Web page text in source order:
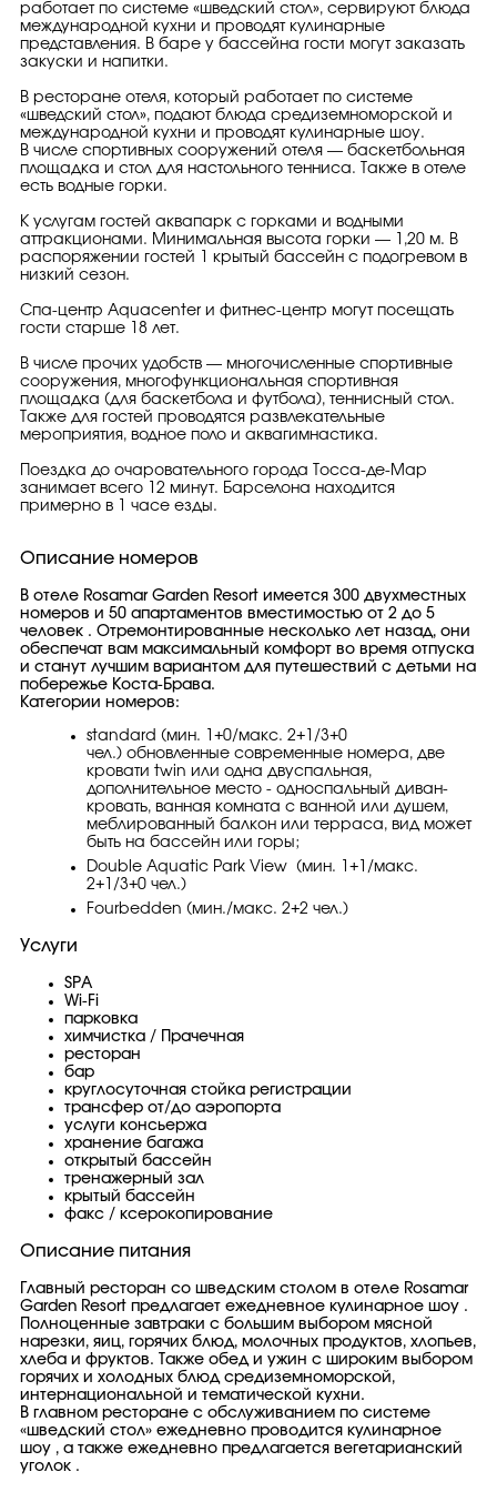
работает по системе «шведский стол», сервируют блюда
международной кухни и проводят кулинарные
представления. В баре у бассейна гости могут заказать
закуски и напитки.
В ресторане отеля, который работает по системе
«шведский стол», подают блюда средиземноморской и
международной кухни и проводят кулинарные шоу.
В числе спортивных сооружений отеля — баскетбольная
площадка и стол для настольного тенниса. Также в отеле
есть водные горки.
К услугам гостей аквапарк с горками и водными
аттракционами. Минимальная высота горки — 1,20 м. В
распоряжении гостей 1 крытый бассейн с подогревом в
низкий сезон.
Спа-центр Aquacenter и фитнес-центр могут посещать
гости старше 18 лет.
В числе прочих удобств — многочисленные спортивные
сооружения, многофункциональная спортивная
площадка (для баскетбола и футбола), теннисный стол.
Также для гостей проводятся развлекательные
мероприятия, водное поло и аквагимнастика.
Поездка до очаровательного города Тосса-де-Мар
занимает всего 12 минут. Барселона находится
примерно в 1 часе езды.
Описание номеров
В отеле Rosamar Garden Resort имеется 300 двухместных
номеров и 50 апартаментов вместимостью от 2 до 5
человек . Отремонтированные несколько лет назад, они
обеспечат вам максимальный комфорт во время отпуска
и станут лучшим вариантом для путешествий с детьми на
побережье Коста-Брава.
Категории номеров:
standard (мин. 1+0/макс. 2+1/3+0
чел.) обновленные современные номера, две
кровати twin или одна двуспальная,
дополнительное место - односпальный диван-
кровать, ванная комната с ванной или душем,
меблированный балкон или терраса, вид может
быть на бассейн или горы;
Double Aquatic Park View (мин. 1+1/макс.
2+1/3+0 чел.)
Fourbedden (мин./макс. 2+2 чел.)
Услуги
SPA
Wi-Fi
парковка
химчистка / Прачечная
ресторан
бар
круглосуточная стойка регистрации
трансфер от/до аэропорта
услуги консьержа
хранение багажа
открытый бассейн
тренажерный зал
крытый бассейн
факс / ксерокопирование
Описание питания
Главный ресторан со шведским столом в отеле Rosamar
Garden Resort предлагает ежедневное кулинарное шоу .
Полноценные завтраки с большим выбором мясной
нарезки, яиц, горячих блюд, молочных продуктов, хлопьев,
хлеба и фруктов. Также обед и ужин с широким выбором
горячих и холодных блюд средиземноморской,
интернациональной и тематической кухни.
В главном ресторане с обслуживанием по системе
«шведский стол» ежедневно проводится кулинарное
шоу , а также ежедневно предлагается вегетарианский
уголок .